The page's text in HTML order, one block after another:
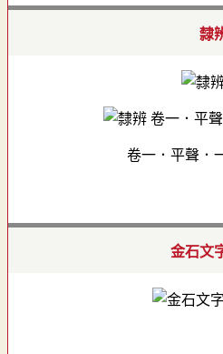
隸
卷一．平聲．
金石文